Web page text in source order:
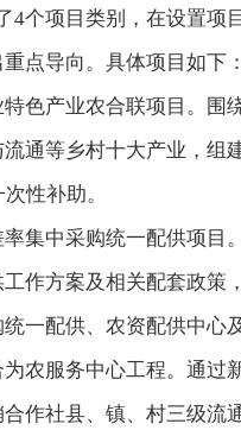
4个项目类别，在设置
点导向。具体项目如下
色产业农合联项目。
通等乡村十大产业，组
性补助。
集中采购统一配供项
作方案及相关配套政
一配供、农资配供中心
农服务中心工程。通
作社县、镇、村三级流